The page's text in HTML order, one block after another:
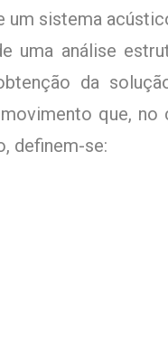
um sistema
uma análise
da
que, no
definem-se: